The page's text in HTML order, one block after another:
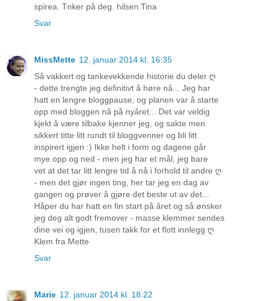
spirea. Tnker på deg. hilsen Tina
Svar
MissMette 12. januar 2014 kl. 16:35
Så vakkert og tankevekkende historie du deler ღ
- dette trengte jeg definitivt å høre nå... Jeg har
hatt en lengre bloggpause, og planen var å starte
opp med bloggen nå på nyåret... Det var veldig
kjekt å være tilbake kjenner jeg, og sakte men
sikkert titte litt rundt til bloggvenner og bli litt
inspirert igjen :) Ikke helt i form og dagene går
mye opp og ned - men jeg har et mål, jeg bare
vet at det tar litt lengre tid å nå i forhold til andre ღ
- men det gjør ingen ting, her tar jeg en dag av
gangen og prøver å gjøre det beste ut av det...
Håper du har hatt en fin start på året og så ønsker
jeg deg alt godt fremover - masse klemmer sendes
dine vei og igjen, tusen takk for et flott innlegg ღ
Klem fra Mette
Svar
Marie 12. januar 2014 kl. 18:22